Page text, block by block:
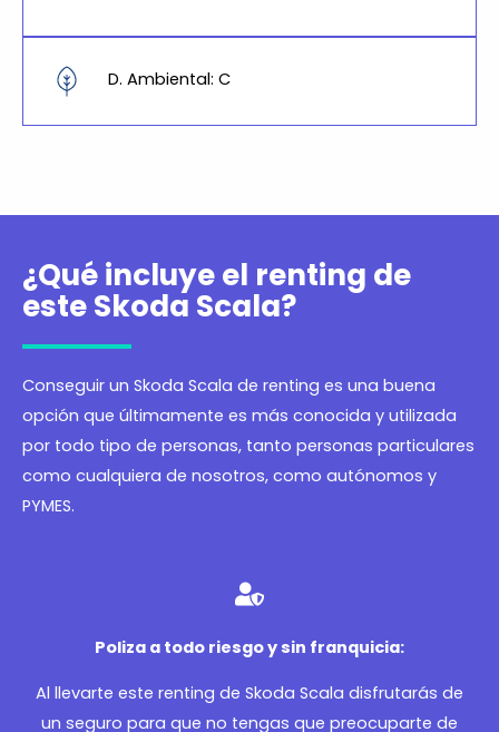
D. Ambiental: C
¿Qué incluye el renting de
este Skoda Scala?
Conseguir un Skoda Scala de renting es una buena
opción que últimamente es más conocida y utilizada
por todo tipo de personas, tanto personas particulares
como cualquiera de nosotros, como autónomos y
PYMES.
Poliza a todo riesgo y sin franquicia:
Al llevarte este renting de Skoda Scala disfrutarás de
un seguro para que no tengas que preocuparte de